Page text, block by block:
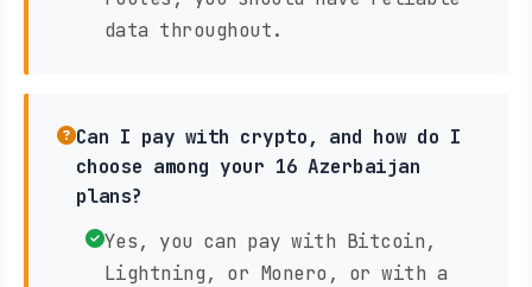
data throughout.
Can I pay with crypto, and how do I
choose among your 16 Azerbaijan
plans?
Yes, you can pay with Bitcoin,
Lightning, or Monero, or with a